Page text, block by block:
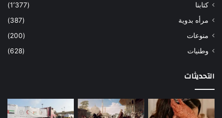
كتابنا
(1٬377)
مرأه بدوية
(387)
منوعات
(200)
وطنيات
(628)
التحديثات